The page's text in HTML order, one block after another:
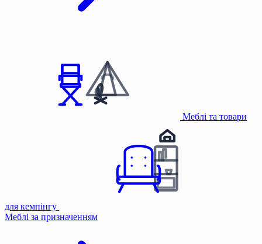
Меблі та товари
для кемпінгу
Меблі за призначенням